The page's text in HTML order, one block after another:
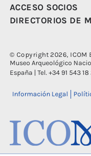
ACCESO SOCIOS
DIRECTORIOS DE
© Copyright 2026, ICOM
Museo Arqueológico
España | Tel. +34 91 543 18
Información Legal